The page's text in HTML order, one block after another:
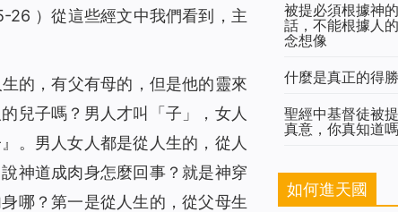
26 ）從這些經文中我們看到，主
的，有父有母的，但是他的靈來
兒子嗎？男人才叫「子」，女人
。男人女人都是從人生的，從人
神道成肉身怎麼回事？就是神穿
哪？第一是從人生的，從父母生
被提必須根據神的
話，不能根據人
念想像
什麼是真正的得
聖經中基督徒被
真意，你真知道嗎
如何進天國